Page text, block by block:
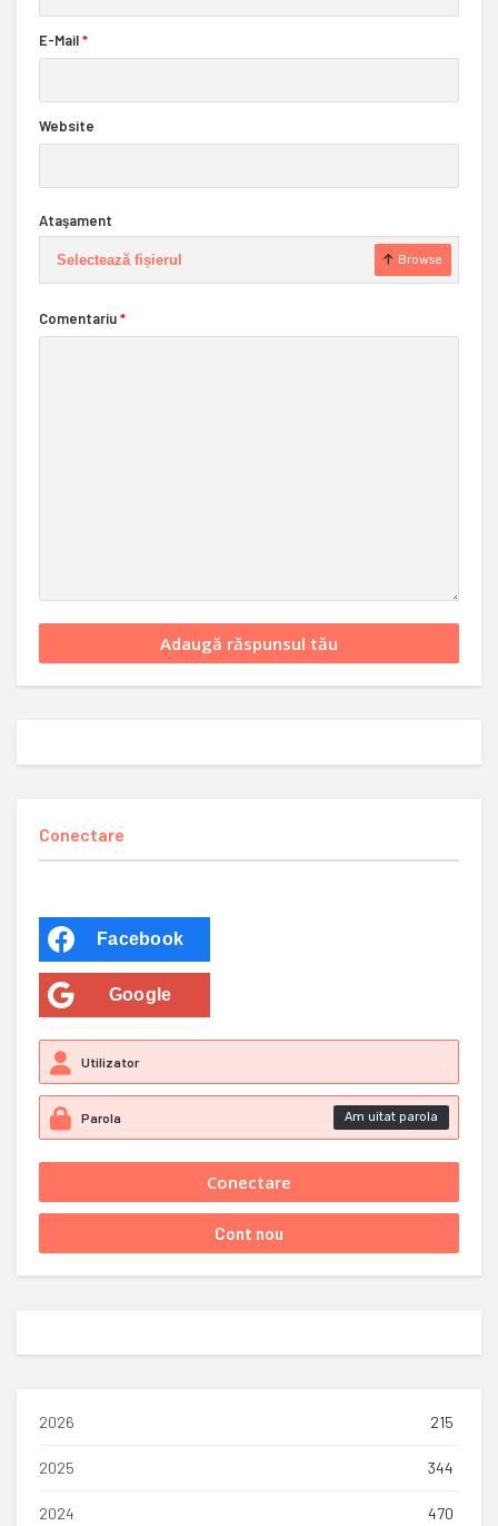
E-Mail*
Website
Ataşament
Selectează fișierul Browse
Comentariu*
Conectare
Facebook
Google
Am uitat parola
2026 215
2025 344
2024 470